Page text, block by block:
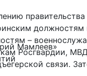
Мамлеев»
–
Росгвардии,
связи.